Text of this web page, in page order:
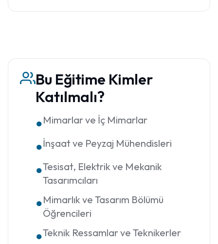
Bu Eğitime Kimler
Katılmalı?
●Mimarlar ve İç Mimarlar
●İnşaat ve Peyzaj Mühendisleri
●Tesisat, Elektrik ve Mekanik
Tasarımcıları
●Mimarlık ve Tasarım Bölümü
Öğrencileri
●Teknik Ressamlar ve Teknikerler